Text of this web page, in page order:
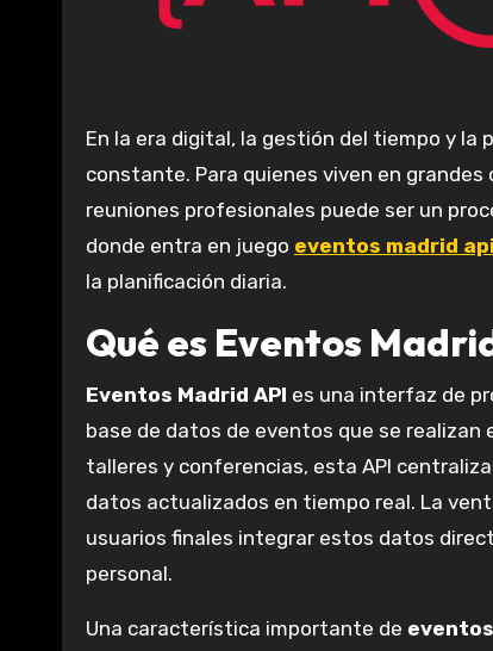
En la era digital, la gestión del tiempo y la planificación eficiente de actividades se ha convertido en un desafío
constante. Para quienes viven en
reuniones profesionales puede ser un
donde entra en juego eventos madrid api
la planificación diaria.
Qué es Eventos
Eventos Madrid API es una interfaz de
base de datos de eventos que se realizan
talleres y conferencias, esta API
datos actualizados en tiempo real. La
usuarios finales integrar estos datos
personal.
Una característica importante de